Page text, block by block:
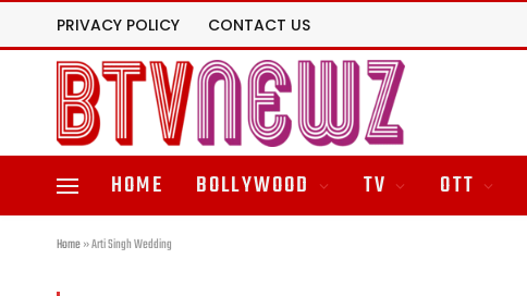
PRIVACY POLICY CONTACT US
HOME BOLLYWOOD TV OTT
Home»Arti Singh Wedding